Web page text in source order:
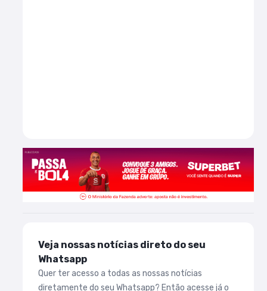
Veja nossas notícias direto do seu
Whatsapp
Quer ter acesso a todas as nossas notícias
diretamente do seu Whatsapp? Então acesse já o